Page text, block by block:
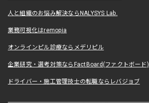
人と組織のお悩み解決ならNALYSYS Lab.
業務可視化はremopia
オンラインピル診療ならメデリピル
企業研究・選考対策ならFactBoard(ファクトボード)
ドライバー・施工管理技士の転職ならレバジョブ